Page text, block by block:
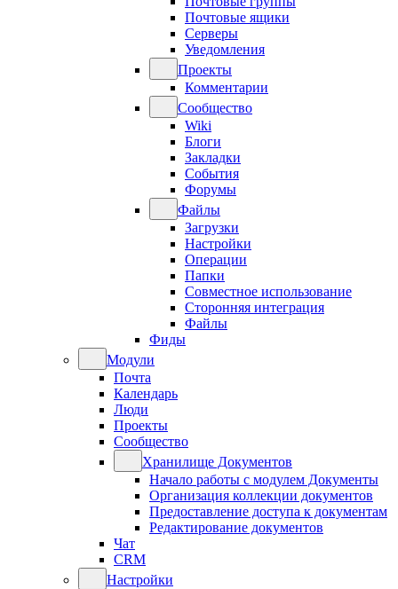
Почтовые ящики
Серверы
Уведомления
Проекты
Комментарии
Сообщество
Wiki
Блоги
Закладки
События
Форумы
Файлы
Загрузки
Настройки
Операции
Папки
Совместное использование
Сторонняя интеграция
Файлы
Фиды
Модули
Почта
Календарь
Люди
Проекты
Сообщество
Хранилище Документов
Начало работы с модулем Документы
Организация коллекции документов
Предоставление доступа к документам
Редактирование документов
Чат
CRM
Настройки